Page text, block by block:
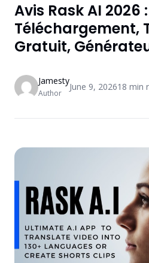
Avis Rask AI 2026 :
Téléchargement,
Gratuit,
Jamesty
Author
June 9, 202618 min